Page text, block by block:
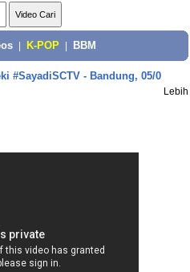
K-POP BBM
#SayadiSCTV - Bandung, 05/0
Lebih